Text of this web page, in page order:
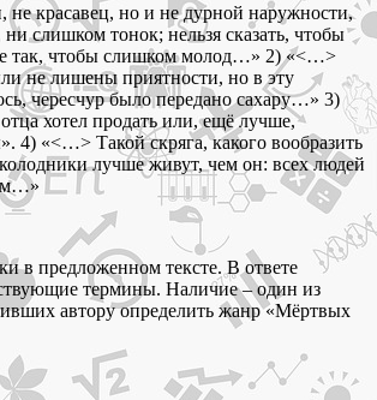
красавец, но и не дурной наружности,
слишком тонок; нельзя сказать, чтобы
так, чтобы слишком молод…» 2) «<…>
не лишены приятности, но в эту
чересчур было передано сахару…» 3)
хотел продать или, ещё лучше,
4) «<…> Такой скряга, какого вообразить
лучше живут, чем он: всех людей
в предложенном тексте. В ответе
термины. Наличие – один из
автору определить жанр «Мёртвых